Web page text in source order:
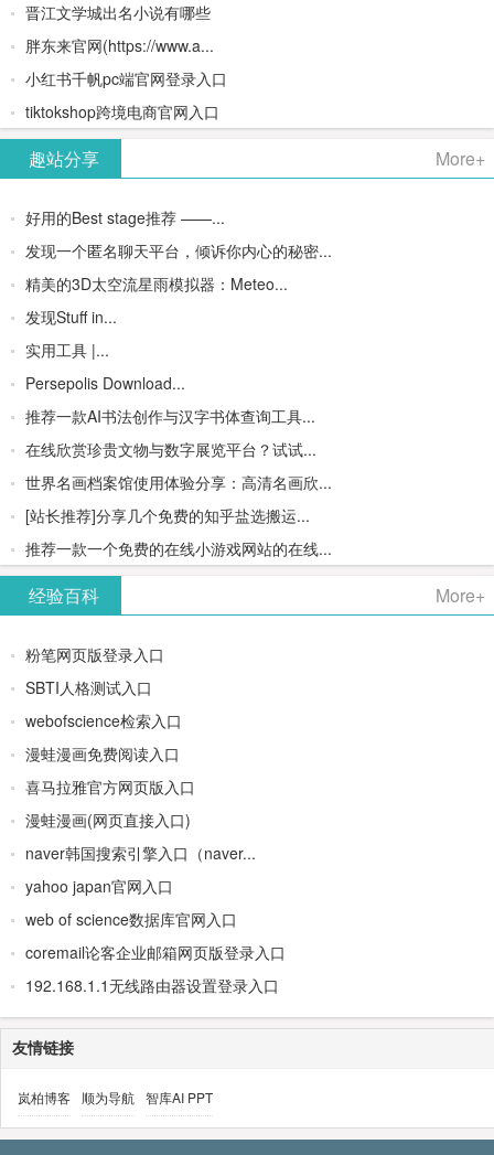
晋江文学城出名小说有哪些
胖东来官网(https://www.a...
小红书千帆pc端官网登录入口
tiktokshop跨境电商官网入口
趣站分享 More+
好用的Best stage推荐 ——...
发现一个匿名聊天平台，倾诉你内心的秘密...
精美的3D太空流星雨模拟器：Meteo...
发现Stuff in...
实用工具 |...
Persepolis Download...
推荐一款AI书法创作与汉字书体查询工具...
在线欣赏珍贵文物与数字展览平台？试试...
世界名画档案馆使用体验分享：高清名画欣...
[站长推荐]分享几个免费的知乎盐选搬运...
推荐一款一个免费的在线小游戏网站的在线...
经验百科 More+
粉笔网页版登录入口
SBTI人格测试入口
webofscience检索入口
漫蛙漫画免费阅读入口
喜马拉雅官方网页版入口
漫蛙漫画(网页直接入口)
naver韩国搜索引擎入口（naver...
yahoo japan官网入口
web of science数据库官网入口
coremail论客企业邮箱网页版登录入口
192.168.1.1无线路由器设置登录入口
友情链接
岚柏博客 顺为导航 智库AI PPT